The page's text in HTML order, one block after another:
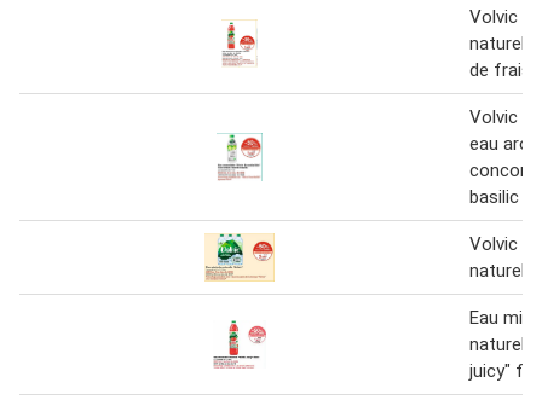
Volvic
de fraise
Volvic
eau
basilic
Volvic
naturelle
Eau
juicy"